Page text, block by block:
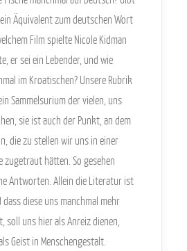
Äquivalent zum deutschen Wort
Film spielte Nicole Kidman
er sei ein Lebender, und wie
im Kroatischen? Unsere Rubrik
Sammelsurium der vielen, uns
sie ist auch der Punkt, an dem
die zu stellen wir uns in einer
zugetraut hätten. So gesehen
Antworten. Allein die Literatur ist
diese uns manchmal mehr
soll uns hier als Anreiz dienen,
Geist in Menschengestalt.